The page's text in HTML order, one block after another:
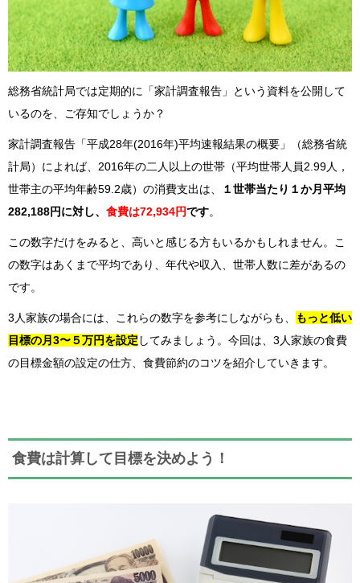
総務省統計局では定期的に「家計調査報告」という資料を公開して
いるのを、ご存知でしょうか？
家計調査報告「平成28年(2016年)平均速報結果の概要」（総務省統
計局）によれば、2016年の二人以上の世帯（平均世帯人員2.99人，
世帯主の平均年齢59.2歳）の消費支出は、
１世帯当たり１か月平均
282,188円に対し、 食費は72,934円です。
この数字だけをみると、高いと感じる方もいるかもしれません。こ
の数字はあくまで平均であり、年代や収入、世帯人数に差があるの
です。
3人家族の場合には、これらの数字を参考にしながらも、
もっと低い
目標の月3〜５万円を設定 してみましょう。今回は、3人家族の食費
の目標金額の設定の仕方、食費節約のコツを紹介していきます。
食費は計算して目標を決めよう！